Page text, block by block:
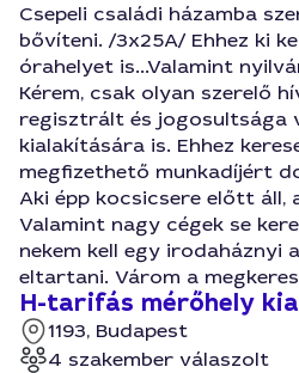
Csepeli családi házamba
bővíteni. /3x25A/ Ehhez ki
órahelyet is...Valamint
Kérem, csak olyan szerelő
regisztrált és jogosultsága
kialakítására is. Ehhez
megfizethető munkadíjért
Aki épp kocsicsere előtt áll,
Valamint nagy cégek se
nekem kell egy irodaháznyi
eltartani. Várom a
H-tarifás mérőhely
1193, Budapest
4 szakember válaszolt